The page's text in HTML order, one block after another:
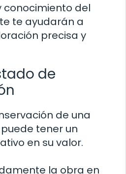
conocimiento del
te ayudarán a
precisa y
de
de una
tener un
en su valor.
la obra en